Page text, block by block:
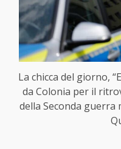
La chicca del giorno,
da Colonia per il
della Seconda guerra